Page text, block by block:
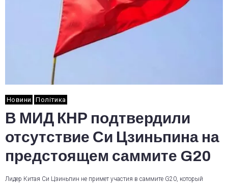
Новини Політика
В МИД КНР подтвердили
отсутствие Си Цзиньпина на
предстоящем саммите G20
Лидер Китая Си Цзиньпин не примет участия в саммите G20, который